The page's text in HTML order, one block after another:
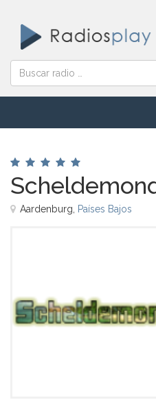
Aardenburg, Países Bajos